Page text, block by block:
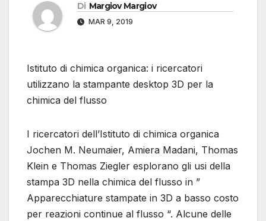
Di Margiov Margiov
MAR 9, 2019
Istituto di chimica organica: i ricercatori
utilizzano la stampante desktop 3D per la
chimica del flusso
I ricercatori dell’Istituto di chimica organica
Jochen M. Neumaier, Amiera Madani, Thomas
Klein e Thomas Ziegler esplorano gli usi della
stampa 3D nella chimica del flusso in ”
Apparecchiature stampate in 3D a basso costo
per reazioni continue al flusso “. Alcune delle